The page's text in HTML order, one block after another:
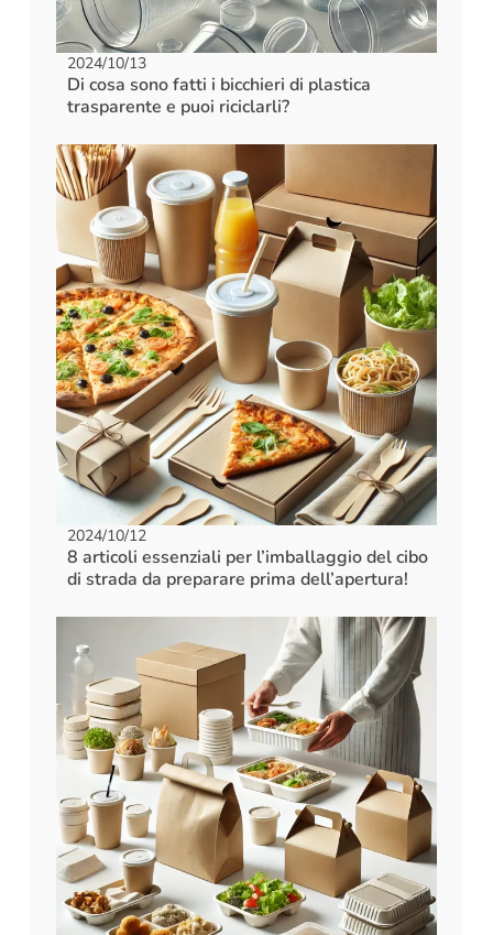
2024/10/13
Di cosa sono fatti i bicchieri di plastica
trasparente e puoi riciclarli?
2024/10/12
8 articoli essenziali per l’imballaggio del cibo
di strada da preparare prima dell’apertura!